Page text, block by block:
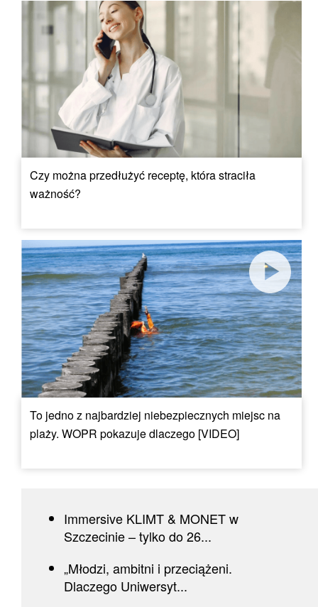
Czy można przedłużyć receptę, która straciła
ważność?
To jedno z najbardziej niebezpiecznych miejsc na
plaży. WOPR pokazuje dlaczego [VIDEO]
Immersive KLIMT & MONET w
Szczecinie – tylko do 26...
„Młodzi, ambitni i przeciążeni.
Dlaczego Uniwersyt...